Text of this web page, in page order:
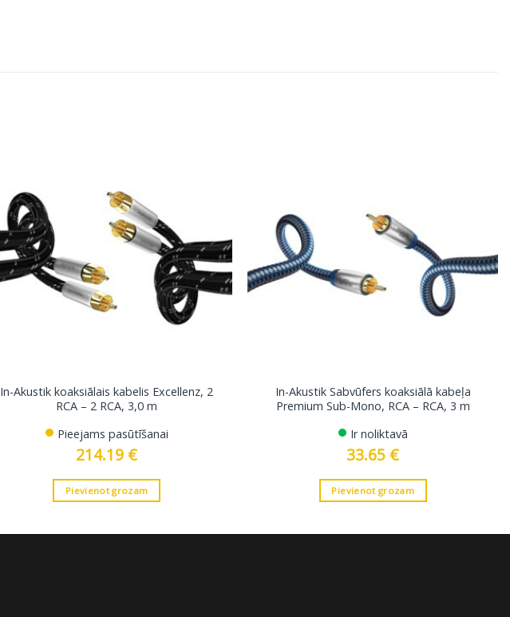
In-Akustik koaksiālais kabelis Excellenz, 2
RCA – 2 RCA, 3,0 m
Pieejams pasūtīšanai
214.19 €
Pievienot grozam
In-Akustik Sabvūfers koaksiālā kabeļa
Premium Sub-Mono, RCA – RCA, 3 m
Ir noliktavā
33.65 €
Pievienot grozam